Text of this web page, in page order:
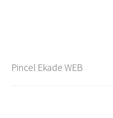
Pincel Ekade WEB